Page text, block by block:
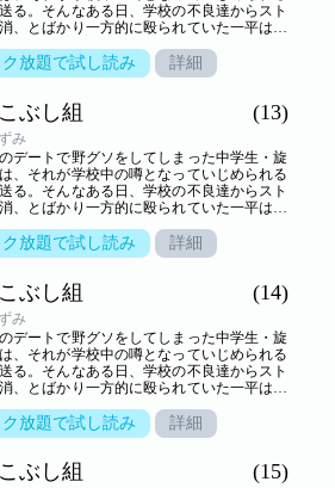
る。そんなある日、学校の不良達からスト
、とばかり一方的に殴られていた一平は、
、幼稚園児・乱子と出会い……！？いじめ
の一平が拳法の修業に励んで強くなり、さ
ていく姿を描いた青春熱血格闘アクション
放題で試し読み 詳細
ぶし組 (13)
み
デートで野グソをしてしまった中学生・旋
、それが学校中の噂となっていじめられる
る。そんなある日、学校の不良達からスト
、とばかり一方的に殴られていた一平は、
、幼稚園児・乱子と出会い……！？いじめ
の一平が拳法の修業に励んで強くなり、さ
ていく姿を描いた青春熱血格闘アクション
放題で試し読み 詳細
ぶし組 (14)
み
デートで野グソをしてしまった中学生・旋
、それが学校中の噂となっていじめられる
る。そんなある日、学校の不良達からスト
、とばかり一方的に殴られていた一平は、
、幼稚園児・乱子と出会い……！？いじめ
の一平が拳法の修業に励んで強くなり、さ
ていく姿を描いた青春熱血格闘アクション
放題で試し読み 詳細
ぶし組 (15)